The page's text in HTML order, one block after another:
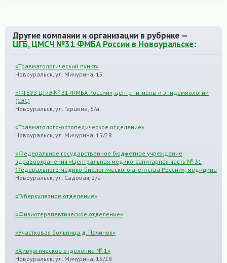
Другие компании и организации в рубрике —
ЦГБ, ЦМСЧ №31 ФМБА России в Новоуральске:
«Травматологический пункт»
Новоуральск, ул. Мичурина, 15
«ФГБУЗ ЦГиЭ № 31 ФМБА России», центр гигиены и эпидемиологии
(СЭС)
Новоуральск, ул. Герцена, 6/а
«Травматолого-ортопедическое отделение»
Новоуральск, ул. Мичурина, 15/28
«Федеральное государственное бюджетное учреждение
здравоохранения «Центральная медико-санитарная часть № 31
Федерального медико-биологического агентства России», медицина
Новоуральск, ул. Садовая, 2/а
«Туберкулезное отделение»
«Физиотерапевтическое отделение»
«Участковая больница д. Починок»
«Хирургическое отделение № 1»
Новоуральск, ул. Мичурина, 15/28